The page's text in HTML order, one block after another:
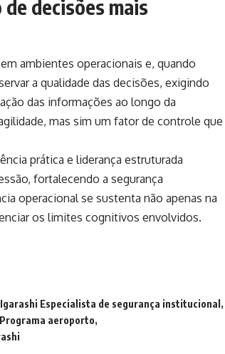
decisões mais
ambientes operacionais e, quando
a qualidade das decisões, exigindo
das informações ao longo da
mas sim um fator de controle que
prática e liderança estruturada
fortalecendo a segurança
operacional se sustenta não apenas na
os limites cognitivos envolvidos.
Especialista de segurança institucional
Programa aeroporto